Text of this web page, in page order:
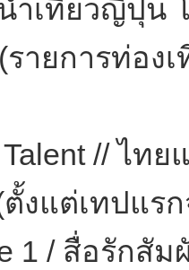
ำเที่ยวญี่ปุ่น
(รายการท่อ
Talent // ไ
งแต่เทปแร
1 / สื่อรักสั